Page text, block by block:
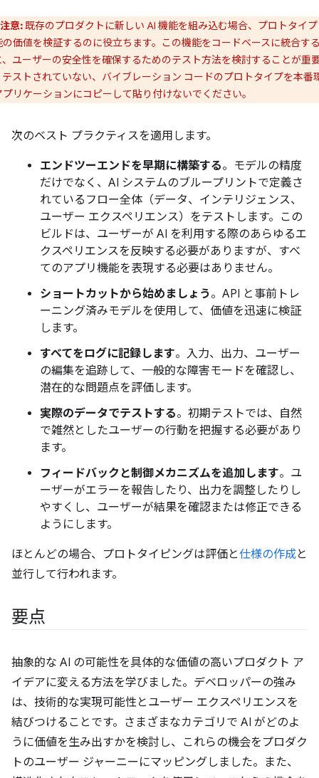
注意:既存のプロダクトに新しい AI 機能を組み込む場合、プロトタイ
の価値を検証するのに役立ちます。この機能をコードベースに統合す
、ユーザーの安全性を確保するためのテスト方法を検討することが重
テストされていない、バイブレーション コードのプロトタイプを本番
プリケーションにコピーして貼り付けないでください。
次のベスト プラクティスを適用します。
エンドツーエンドを早期に構築する。モデルの精度
だけでなく、AI システムのブループリントで定義さ
れているフロー全体（データ、インテリジェンス、
ユーザー エクスペリエンス）をテストします。この
ビルドは、ユーザーが AI を利用する際のあらゆるエ
クスペリエンスを反映する必要がありますが、すべ
てのアプリ機能を表現する必要はありません。
ショートカットから始めましょう 。API と事前トレ
ーニング済みモデルを使用して、価値を迅速に検証
します。
すべてをログに記録します。入力、出力、ユーザー
の編集を追跡して、一般的な障害モードを確認し、
潜在的な問題点を評価します。
実際のデータでテストする。初期テストでは、自然
で雑然としたユーザーの行動を把握する必要があり
ます。
フィードバックと制御メカニズムを追加します。ユ
ーザーがエラーを報告したり、出力を調整したりし
やすくし、ユーザーが結果を確認または修正できる
ようにします。
ほとんどの場合、プロトタイピングは評価と仕様の作成と
並行して行われます。
要点
抽象的な AI の可能性を具体的な価値の高いプロダクト ア
イデアに変える方法を学びました。デベロッパーの強み
は、技術的な実現可能性とユーザー エクスペリエンスを
結びつけることです。さまざまなカテゴリで AI がどのよ
うに価値を生み出すかを検討し、これらの機会をプロダク
トのユーザー ジャーニーにマッピングしました。また、